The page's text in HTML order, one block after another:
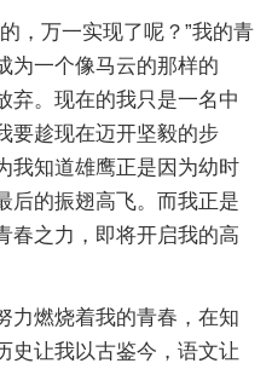
，万一实现了呢？”我的青
为一个像马云的那样的
弃。现在的我只是一名中
要趁现在迈开坚毅的步
我知道雄鹰正是因为幼时
后的振翅高飞。而我正是
春之力，即将开启我的高
力燃烧着我的青春，在知
史让我以古鉴今，语文让